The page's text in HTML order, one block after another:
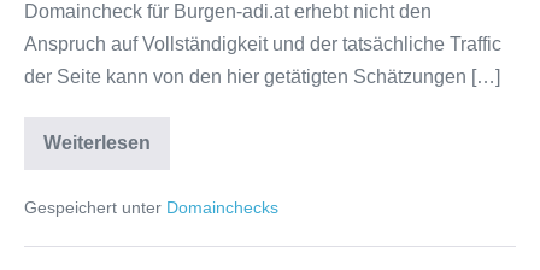
Domaincheck für Burgen-adi.at erhebt nicht den
Anspruch auf Vollständigkeit und der tatsächliche Traffic
der Seite kann von den hier getätigten Schätzungen […]
Weiterlesen
Gespeichert unter Domainchecks